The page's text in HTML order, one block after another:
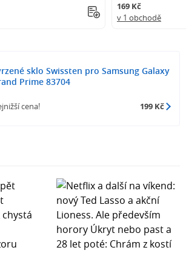
169 Kč
v 1 obchodě
sklo Swissten pro Samsung Galaxy
Prime 83704
cena! 199 Kč